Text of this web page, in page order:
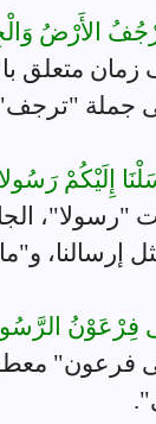
الأَرْضُ
متعلق
جملة "ترجف"
إِلَيْكُمْ
"رسولا"،
إرسالنا،
الرَّسُولَ
فرعون"